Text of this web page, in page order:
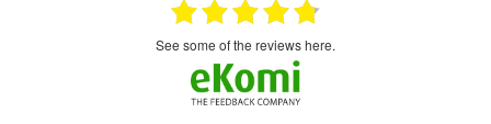
see some of the reviews here.